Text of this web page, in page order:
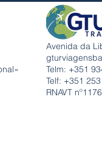
Avenida da
Telm: +351
Telf: +351
RNAVT